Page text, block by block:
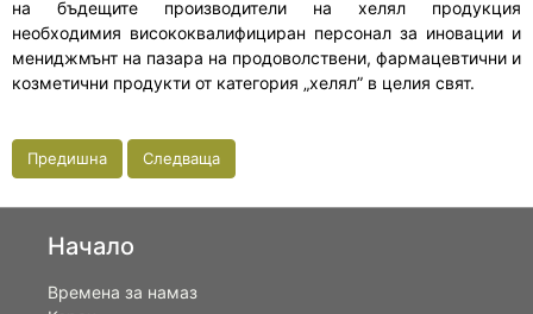
на бъдещите производители на хелял продукция
необходимия висококвалифициран персонал за иновации и
мениджмънт на пазара на продоволствени, фармацевтични и
козметични продукти от категория „хелял” в целия свят.
Предишна Следваща
Начало
Времена за намаз